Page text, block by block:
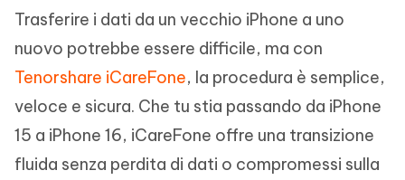
Trasferire i dati da un vecchio iPhone a uno
nuovo potrebbe essere difficile, ma con
Tenorshare iCareFone, la procedura è semplice,
veloce e sicura. Che tu stia passando da iPhone
15 a iPhone 16, iCareFone offre una transizione
fluida senza perdita di dati o compromessi sulla